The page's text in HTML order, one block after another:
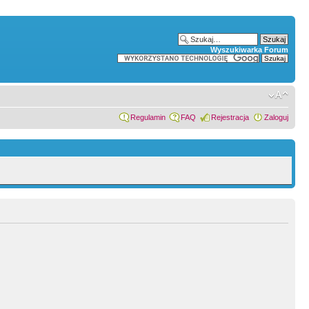
Wyszukiwarka Forum
Regulamin FAQ Rejestracja Zaloguj